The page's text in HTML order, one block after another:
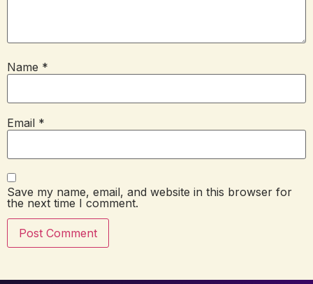
Name *
Email *
Save my name, email, and website in this browser for
the next time I comment.